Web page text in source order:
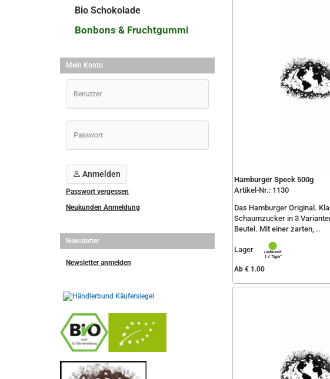
Hamburger Speck 500g
Artikel-Nr.: 1130
Das Hamburger Original.
Schaumzucker in 3
Beutel. Mit einer zarten, ..
Lager
Ab € 1.00
Bio Schokolade
Bonbons & Fruchtgummi
Mein Konto
Anmelden
Passwort vergessen
Neukunden Anmeldung
Newsletter
Newsletter anmelden